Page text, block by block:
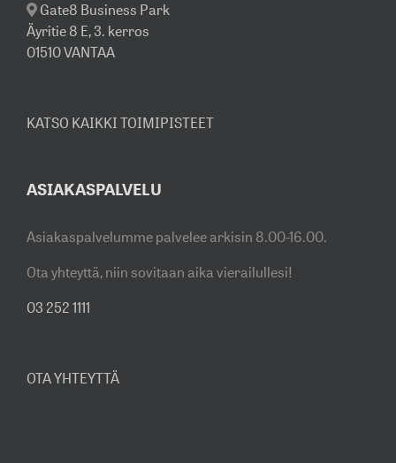
Gate8 Business Park
Äyritie 8 E, 3. kerros
01510 VANTAA
KATSO KAIKKI TOIMIPISTEET
ASIAKASPALVELU
Asiakaspalvelumme palvelee arkisin 8.00-16.00.
Ota yhteyttä, niin sovitaan aika vierailullesi!
03 252 1111
OTA YHTEYTTÄ